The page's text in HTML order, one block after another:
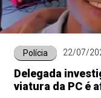
Polícia 22/07/
Delegada
viatura da PC é